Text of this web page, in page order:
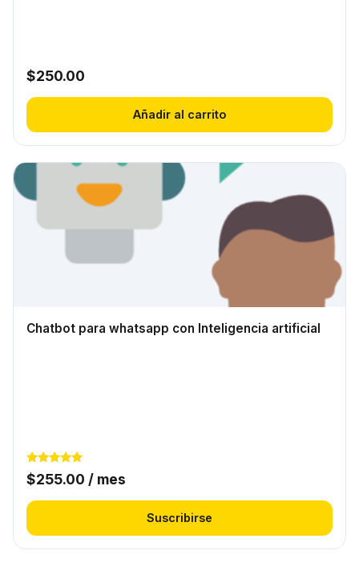
$250.00
Añadir al carrito
Chatbot para whatsapp con Inteligencia artificial
Valorado
con
de 5
$255.00 / mes
Suscribirse